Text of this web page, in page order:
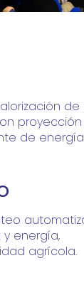
de
de
energía,
agrícola.